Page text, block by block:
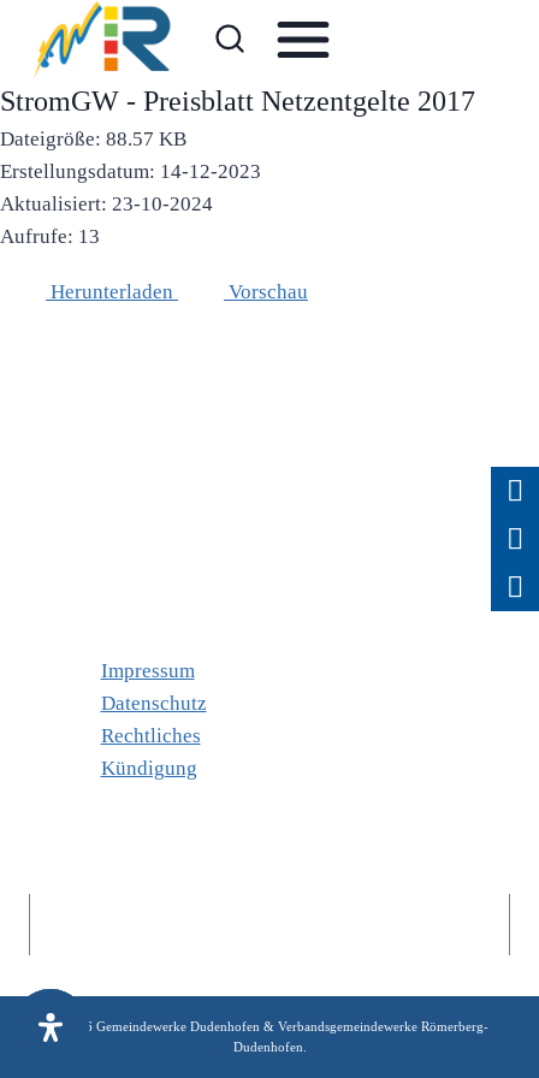
Inhalt
springen
StromGW - Preisblatt Netzentgelte 2017
Dateigröße: 88.57 KB
Erstellungsdatum: 14-12-2023
Aktualisiert: 23-10-2024
Aufrufe: 13
Herunterladen Vorschau
Impressum
Datenschutz
Rechtliches
Kündigung
© 2026 Gemeindewerke Dudenhofen & Verbandsgemeindewerke Römerberg-
Dudenhofen.